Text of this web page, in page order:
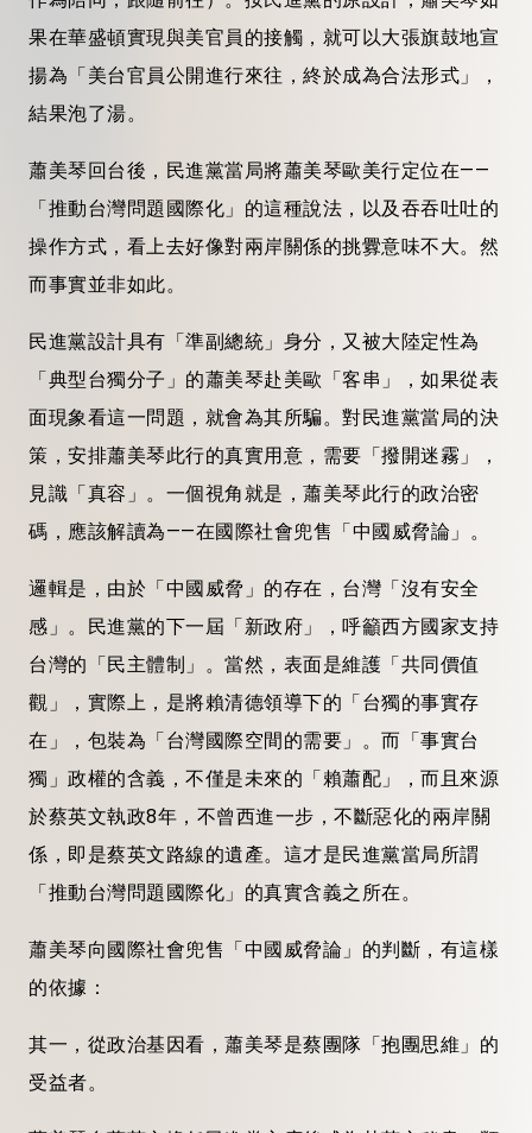
果在華盛頓實現與美官員的接觸，就可以大張旗鼓地宣
揚為「美台官員公開進行來往，終於成為合法形式」，
結果泡了湯。
蕭美琴回台後，民進黨當局將蕭美琴歐美行定位在——
「推動台灣問題國際化」的這種說法，以及吞吞吐吐的
操作方式，看上去好像對兩岸關係的挑釁意味不大。然
而事實並非如此。
民進黨設計具有「準副總統」身分，又被大陸定性為
「典型台獨分子」的蕭美琴赴美歐「客串」，如果從表
面現象看這一問題，就會為其所騙。對民進黨當局的決
策，安排蕭美琴此行的真實用意，需要「撥開迷霧」，
見識「真容」。一個視角就是，蕭美琴此行的政治密
碼，應該解讀為——在國際社會兜售「中國威脅論」。
邏輯是，由於「中國威脅」的存在，台灣「沒有安全
感」。民進黨的下一屆「新政府」，呼籲西方國家支持
台灣的「民主體制」。當然，表面是維護「共同價值
觀」，實際上，是將賴清德領導下的「台獨的事實存
在」，包裝為「台灣國際空間的需要」。而「事實台
獨」政權的含義，不僅是未來的「賴蕭配」，而且來源
於蔡英文執政8年，不曾西進一步，不斷惡化的兩岸關
係，即是蔡英文路線的遺產。這才是民進黨當局所謂
「推動台灣問題國際化」的真實含義之所在。
蕭美琴向國際社會兜售「中國威脅論」的判斷，有這樣
的依據：
其一，從政治基因看，蕭美琴是蔡團隊「抱團思維」的
受益者。